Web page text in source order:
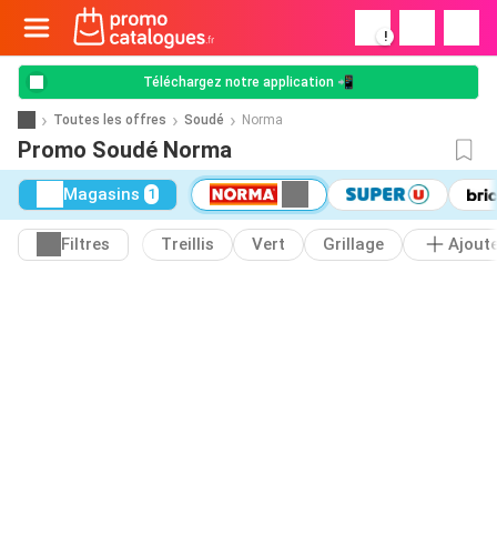
!
Téléchargez notre application 📲
Toutes les offres Soudé Norma
Promo Soudé Norma
Magasins 1
Filtres Treillis Vert Grillage